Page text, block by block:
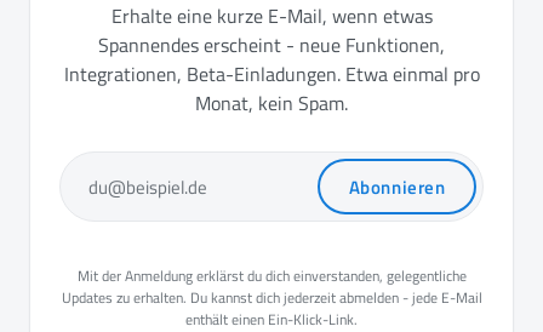
Erhalte eine kurze E-Mail, wenn etwas
Spannendes erscheint - neue Funktionen,
Integrationen, Beta-Einladungen. Etwa einmal pro
Monat, kein Spam.
du@beispiel.de Abonnieren
Mit der Anmeldung erklärst du dich einverstanden, gelegentliche
Updates zu erhalten. Du kannst dich jederzeit abmelden - jede E-Mail
enthält einen Ein-Klick-Link.